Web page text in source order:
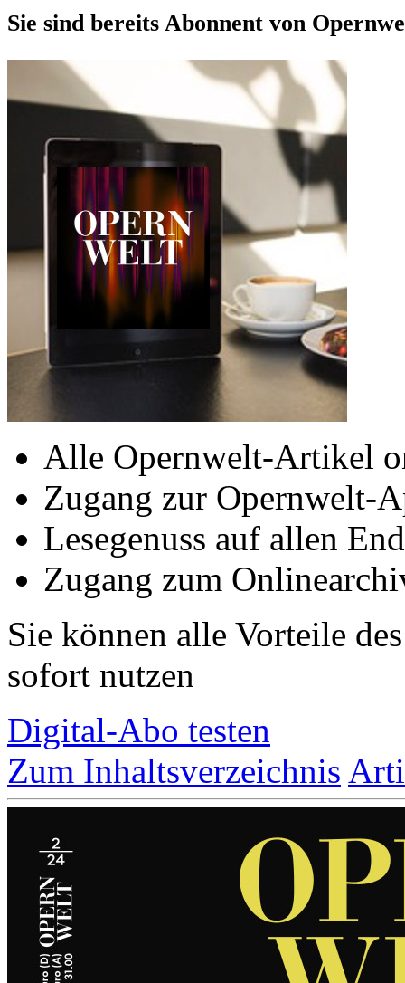
Sie sind bereits Abonnent von
Alle Opernwelt-Artikel
Zugang zur Opernwelt-
Lesegenuss auf allen
Zugang zum
Sie können alle Vorteile
sofort nutzen
Digital-Abo testen
Zum Inhaltsverzeichnis